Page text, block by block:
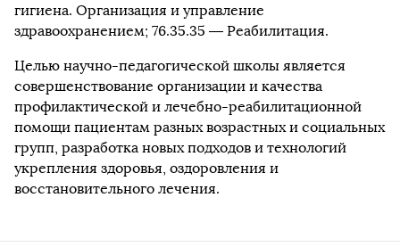
гигиена. Организация и управление
здравоохранением; 76.35.35 — Реабилитация.
Целью научно-педагогической школы является
совершенствование организации и качества
профилактической и лечебно-реабилитационной
помощи пациентам разных возрастных и социальных
групп, разработка новых подходов и технологий
укрепления здоровья, оздоровления и
восстановительного лечения.